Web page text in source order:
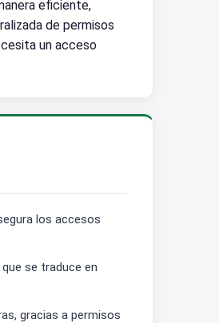
eficiente,
de permisos
un acceso
los accesos
se traduce en
gracias a permisos